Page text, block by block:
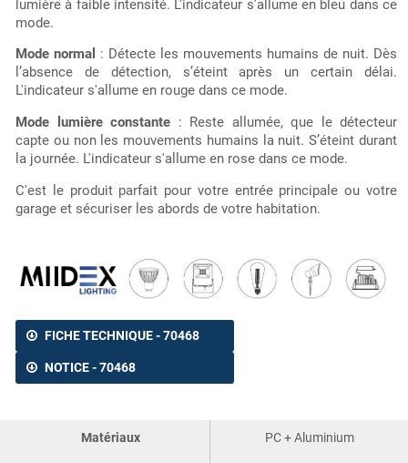
lumière à faible intensité. L'indicateur s'allume en bleu dans ce
mode.
Mode normal : Détecte les mouvements humains de nuit. Dès
l’absence de détection, s’éteint après un certain délai.
L'indicateur s'allume en rouge dans ce mode.
Mode lumière constante : Reste allumée, que le détecteur
capte ou non les mouvements humains la nuit. S’éteint durant
la journée. L'indicateur s'allume en rose dans ce mode.
C'est le produit parfait pour votre entrée principale ou votre
garage et sécuriser les abords de votre habitation.
FICHE TECHNIQUE - 70468
NOTICE - 70468
Matériaux PC + Aluminium